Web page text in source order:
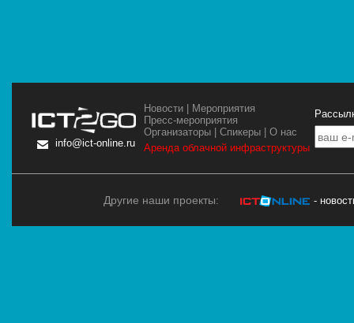
info@ict-online.ru
Новости
Мероприятия
Пресс-мероприятия
Организаторы |Спикеры |О нас
Аренда облачной инфраструктуры
Другие наши проекты: -